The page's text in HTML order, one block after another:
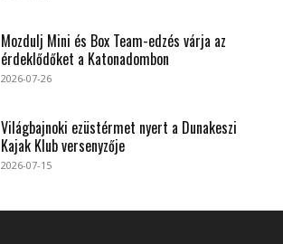
Mozdulj Mini és Box Team-edzés várja az
érdeklődőket a Katonadombon
2026-07-26
Világbajnoki ezüstérmet nyert a Dunakeszi
Kajak Klub versenyzője
2026-07-15